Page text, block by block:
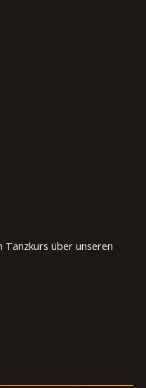
Tanzkurs über unseren